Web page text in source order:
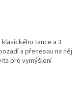
tance a 3
a přenesou na něj
pro vymýšlení